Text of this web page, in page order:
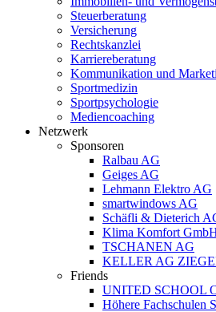
Steuerberatung
Versicherung
Rechtskanzlei
Karriereberatung
Kommunikation und
Sportmedizin
Sportpsychologie
Mediencoaching
Netzwerk
Sponsoren
Ralbau AG
Geiges AG
Lehmann Elektro AG
smartwindows AG
Schäfli & Dieterich
Klima Komfort
TSCHANEN AG
KELLER AG
Friends
UNITED SCHOOL
Höhere Fachschulen